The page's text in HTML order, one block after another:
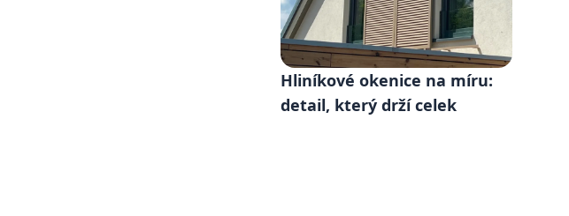
Hliníkové okenice na míru:
detail, který drží celek